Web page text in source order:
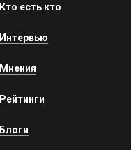
Кто есть кто
Интервью
Мнения
Рейтинги
Блоги